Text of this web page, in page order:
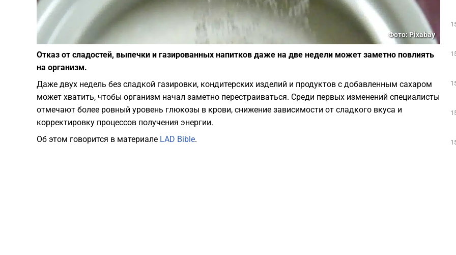
Фото: Pixabay
Отказ от сладостей, выпечки и газированных напитков даже на две недели может заметно повлиять
на организм.
Даже двух недель без сладкой газировки, кондитерских изделий и продуктов с добавленным сахаром
может хватить, чтобы организм начал заметно перестраиваться. Среди первых изменений специалисты
отмечают более ровный уровень глюкозы в крови, снижение зависимости от сладкого вкуса и
корректировку процессов получения энергии.
Об этом говорится в материале LAD Bible.